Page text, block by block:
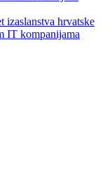
izaslanstva hrvatske
IT kompanijama